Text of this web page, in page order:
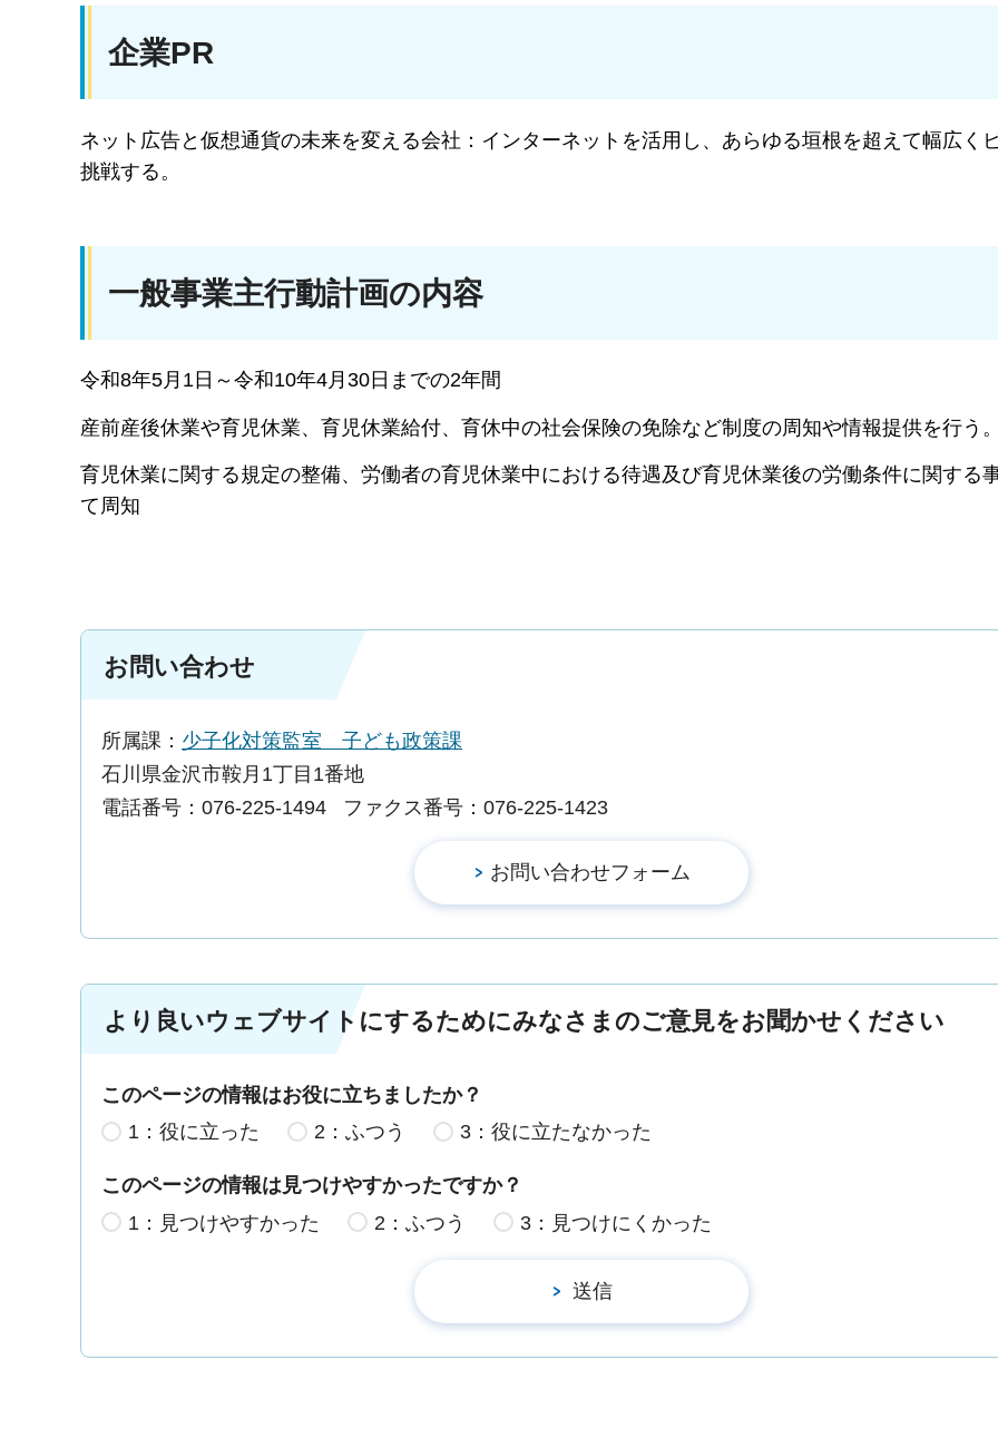
企業PR
ネット広告と仮想通貨の未来を変える会社：インターネットを活用し、あらゆる垣根を超えて幅広く
挑戦する。
一般事業主行動計画の内容
令和8年5月1日～令和10年4月30日までの2年間
産前産後休業や育児休業、育児休業給付、育休中の社会保険の免除など制度の周知や情報提供を行う。
育児休業に関する規定の整備、労働者の育児休業中における待遇及び育児休業後の労働条件に関する
て周知
お問い合わせ
所属課： 少子化対策監室 子ども政策課
石川県金沢市鞍月1丁目1番地
電話番号：076-225-1494
ファクス番号：076-225-1423
より良いウェブサイトにするためにみなさまのご意見をお聞かせください
このページの情報はお役に立ちましたか？
1：役に立った
2：ふつう 3：役に立たなかった
このページの情報は見つけやすかったですか？
1：見つけやすかった
2：ふつう 3：見つけにくかった